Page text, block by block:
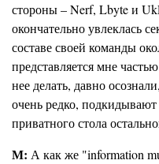
стороны – Nerf, Lbyte и
окончательно увлеклась
составе своей команды
представляется мне
нее делать, давно
очень редко,
приватного стола
М: А как же "information